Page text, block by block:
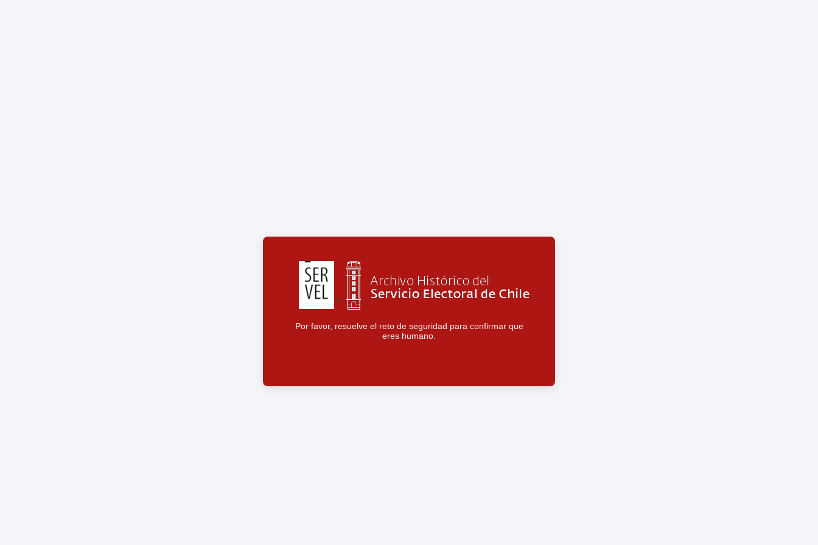
Por favor, resuelve el reto de seguridad para confirmar que
eres humano.